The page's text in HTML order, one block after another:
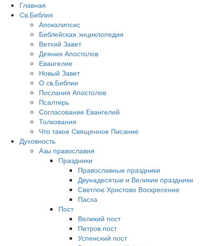
Главная
Св.Библия
Апокалипсис
Библейская энциклопедия
Ветхий Завет
Деяния Апостолов
Евангелие
Новый Завет
О св.Библии
Послания Апостолов
Псалтирь
Согласование Евангелий
Толкования
Что такое Священное Писание
Духовность
Азы православия
Праздники
Православные праздники
Двунадесятые и Великие праздники
Светлое Христово Воскресение
Пасха
Пост
Великий пост
Петров пост
Успенский пост